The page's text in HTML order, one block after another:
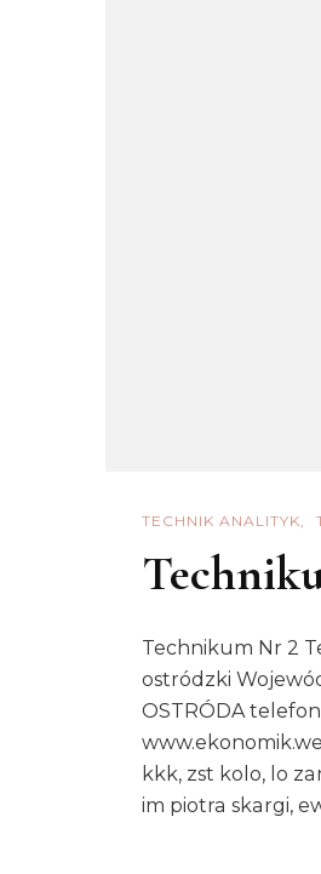
TECHNIK ANALITYK
Technikum Nr 2
ostródzki
OSTRÓDA
kkk, zst kolo, lo
im piotra skargi,